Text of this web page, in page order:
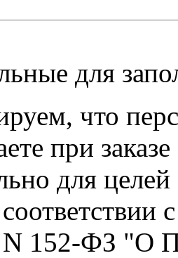
для
что
при
для
N 152-ФЗ